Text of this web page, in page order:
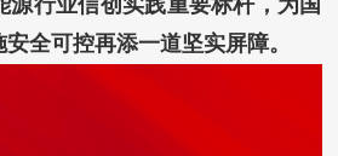
全可控再添一道坚实屏障。